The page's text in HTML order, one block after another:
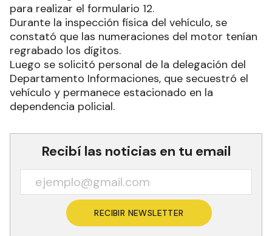
para realizar el formulario 12.
Durante la inspección física del vehículo, se
constató que las numeraciones del motor tenían
regrabado los dígitos.
Luego se solicitó personal de la delegación del
Departamento Informaciones, que secuestró el
vehículo y permanece estacionado en la
dependencia policial.
Recibí las noticias en tu email
RECIBIR NEWSLETTER